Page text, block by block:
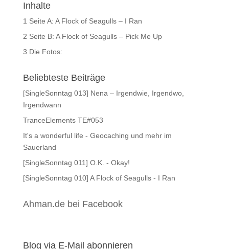
Inhalte
1 Seite A: A Flock of Seagulls – I Ran
2 Seite B: A Flock of Seagulls – Pick Me Up
3 Die Fotos:
Beliebteste Beiträge
[SingleSonntag 013] Nena – Irgendwie, Irgendwo,
Irgendwann
TranceElements TE#053
It's a wonderful life - Geocaching und mehr im
Sauerland
[SingleSonntag 011] O.K. - Okay!
[SingleSonntag 010] A Flock of Seagulls - I Ran
Ahman.de bei Facebook
Blog via E-Mail abonnieren